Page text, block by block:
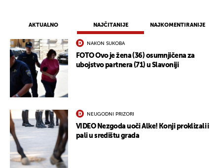
AKTUALNO NAJČITANIJE NAJKOMENTIRANIJE
NAKON SUKOBA
FOTO Ovo je žena (36) osumnjičena za
ubojstvo partnera (71) u Slavoniji
NEUGODNI PRIZORI
VIDEO Nezgoda uoči Alke! Konji proklizali i
pali u središtu grada